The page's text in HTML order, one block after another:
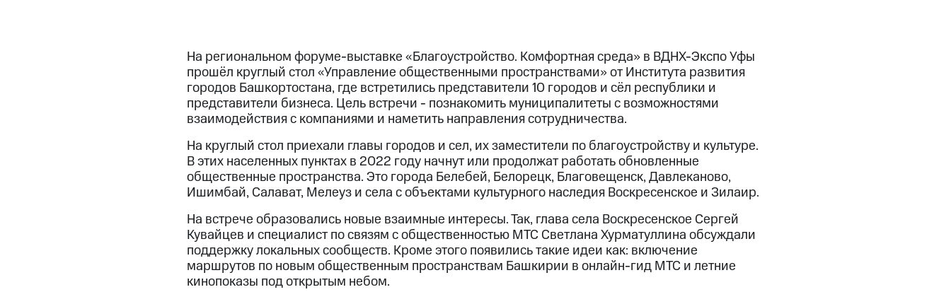
На региональном форуме-выставке «Благоустройство. Комфортная среда» в ВДНХ-Экспо Уфы
прошёл круглый стол «Управление общественными пространствами» от Института развития
городов Башкортостана, где встретились представители 10 городов и сёл республики и
представители бизнеса. Цель встречи - познакомить муниципалитеты с возможностями
взаимодействия с компаниями и наметить направления сотрудничества.
На круглый стол приехали главы городов и сел, их заместители по благоустройству и культуре.
В этих населенных пунктах в 2022 году начнут или продолжат работать обновленные
общественные пространства. Это города Белебей, Белорецк, Благовещенск, Давлеканово,
Ишимбай, Салават, Мелеуз и села с объектами культурного наследия Воскресенское и Зилаир.
На встрече образовались новые взаимные интересы. Так, глава села Воскресенское Сергей
Кувайцев и специалист по связям с общественностью МТС Светлана Хурматуллина обсуждали
поддержку локальных сообществ. Кроме этого появились такие идеи как: включение
маршрутов по новым общественным пространствам Башкирии в онлайн-гид МТС и летние
кинопоказы под открытым небом.